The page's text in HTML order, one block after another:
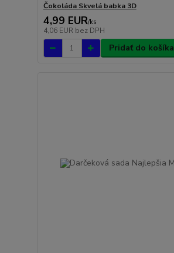
Čokoláda Skvelá babka 3D
4,99 EUR/ks
4,06 EUR bez DPH
Pridať do košíka